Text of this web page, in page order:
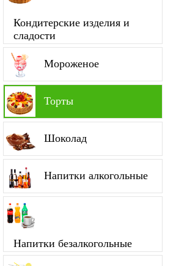
Кондитерские изделия и
сладости
Мороженое
Торты
Шоколад
Напитки алкогольные
Напитки безалкогольные